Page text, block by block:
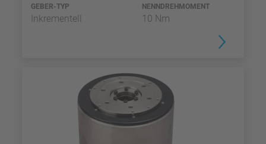
GEBER-TYP
Inkrementell
NENNDREHMOMENT
10 Nm